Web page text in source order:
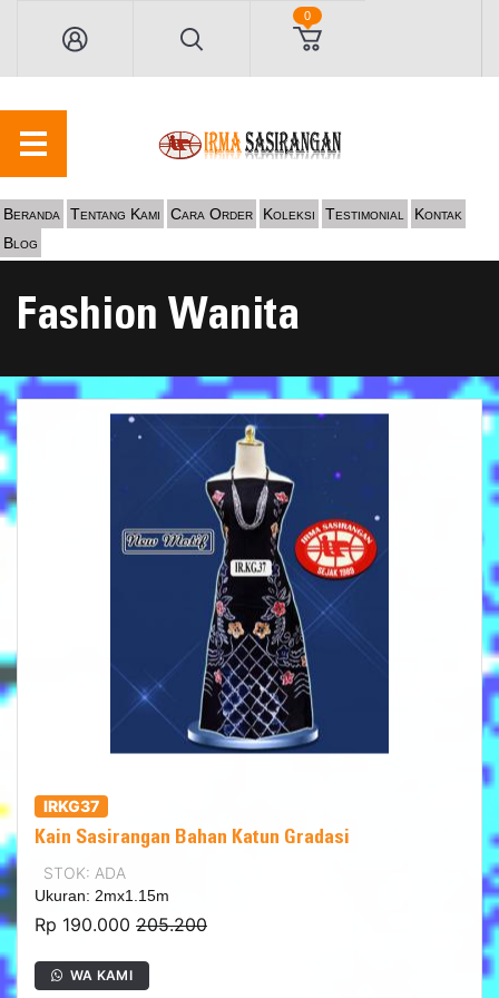
0
Beranda Tentang Kami Cara Order Koleksi Testimonial
Kontak
Blog
Fashion Wanita
IRKG37
Kain Sasirangan Bahan Katun Gradasi
STOK: ADA
Ukuran: 2mx1.15m
Rp 190.000 205.200
WA KAMI